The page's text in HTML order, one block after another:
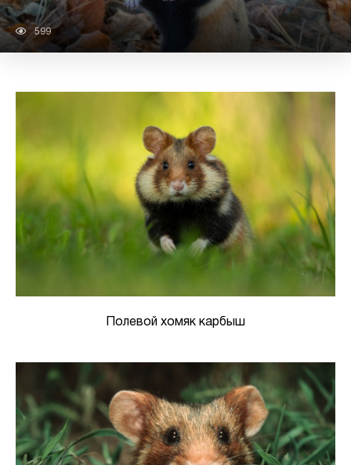
599
Полевой хомяк карбыш